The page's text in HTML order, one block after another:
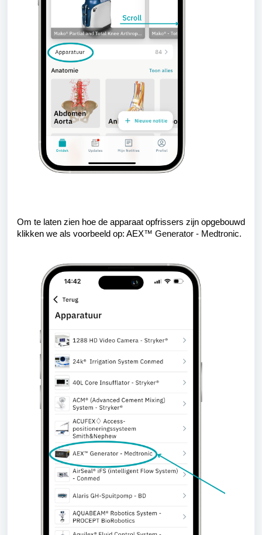
Om te laten zien hoe de apparaat opfrissers zijn opgebouwd
klikken we als voorbeeld op: AEX™ Generator - Medtronic.